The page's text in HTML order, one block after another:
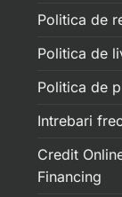
Politica de
Politica de
Politica de
Intrebari
Credit
Financing